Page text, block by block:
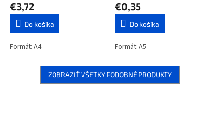
€3,72
Do košíka
Formát: A4
€0,35
Do košíka
Formát: A5
ZOBRAZIŤ VŠETKY PODOBNÉ PRODUKTY